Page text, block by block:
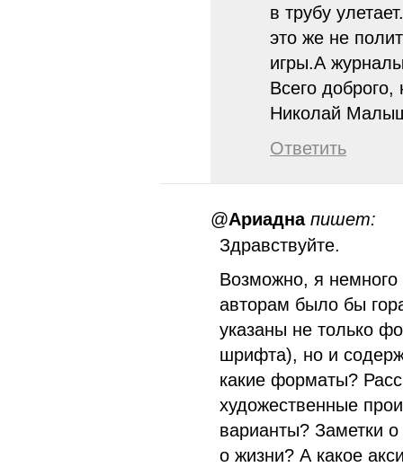
в трубу
это же не
игры.А
Всего
Николай
Ответить
@Ариадна пишет:
Здравствуйте.
Возможно, я
авторам было бы
указаны не только
шрифта), но и
какие форматы?
художественные
варианты? Заметки
о жизни? А какое